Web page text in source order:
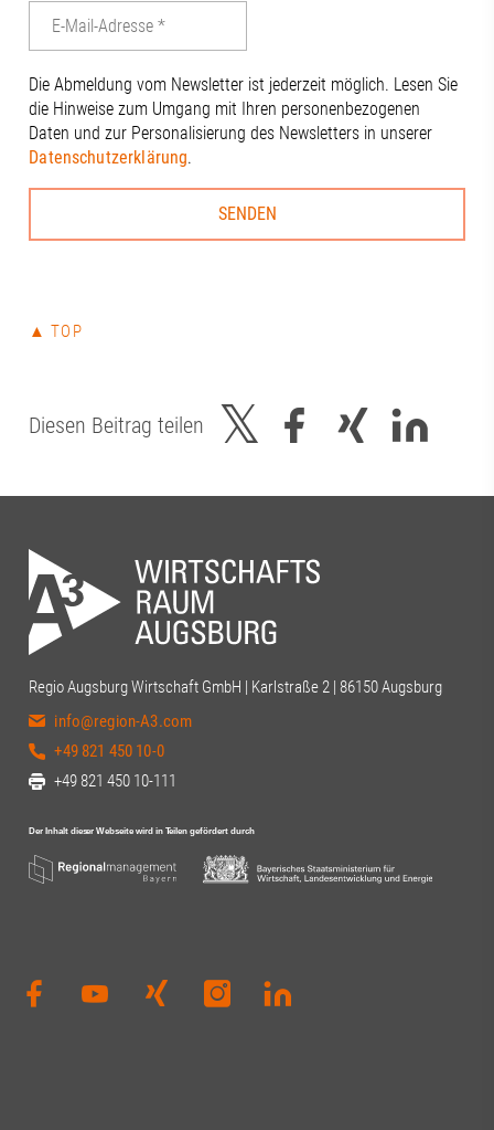
Die Abmeldung vom Newsletter ist jederzeit möglich. Lesen Sie
die Hinweise zum Umgang mit Ihren personenbezogenen
Daten und zur Personalisierung des Newsletters in unserer
Datenschutzerklärung.
▲ TOP
Diesen Beitrag teilen
Regio Augsburg Wirtschaft GmbH | Karlstraße 2 | 86150 Augsburg
info@region-A3.com
+49 821 450 10-0
+49 821 450 10-111